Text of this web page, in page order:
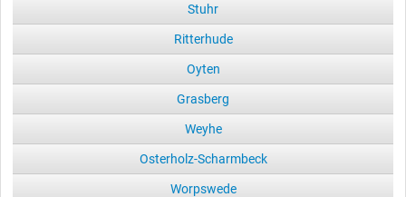
Stuhr
Ritterhude
Oyten
Grasberg
Weyhe
Osterholz-Scharmbeck
Worpswede